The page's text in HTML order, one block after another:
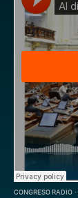
CONGRESO RADIO ·